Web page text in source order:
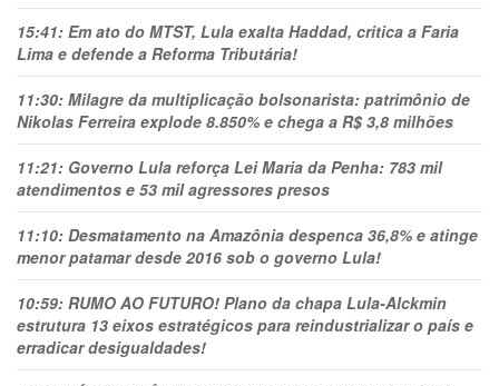
15:41: Em ato do MTST, Lula exalta Haddad, critica a Faria
Lima e defende a Reforma Tributária!
11:30: Milagre da multiplicação bolsonarista: patrimônio de
Nikolas Ferreira explode 8.850% e chega a R$ 3,8 milhões
11:21: Governo Lula reforça Lei Maria da Penha: 783 mil
atendimentos e 53 mil agressores presos
11:10: Desmatamento na Amazônia despenca 36,8% e atinge
menor patamar desde 2016 sob o governo Lula!
10:59: RUMO AO FUTURO! Plano da chapa Lula-Alckmin
estrutura 13 eixos estratégicos para reindustrializar o país e
erradicar desigualdades!